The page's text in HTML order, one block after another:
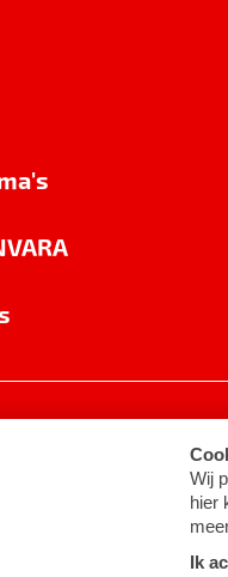
Cookie-instellingen